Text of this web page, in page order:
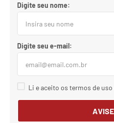
Li e aceito os termos de